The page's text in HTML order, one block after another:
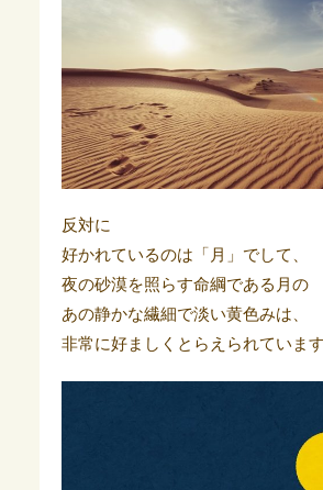
反対に
好かれているのは「月」でして、
夜の砂漠を照らす命綱である月の
あの静かな繊細で淡い黄色みは、
非常に好ましくとらえられています